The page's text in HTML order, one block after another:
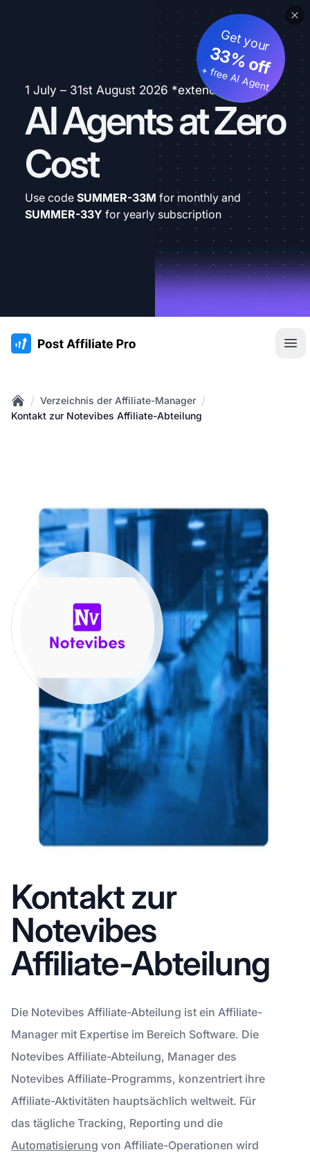
1 July – 31st August 2026 *extended
AI Agents at Zero
Cost
Get your
33% off
+ free AI Agent
Use code SUMMER-33M for monthly and
SUMMER-33Y for yearly subscription
:site.title
Home
/ Verzeichnis der Affiliate-Manager /
Kontakt zur Notevibes Affiliate-Abteilung
Kontakt zur
Notevibes
Affiliate-Abteilung
Die Notevibes Affiliate-Abteilung ist ein Affiliate-
Manager mit Expertise im Bereich Software. Die
Notevibes Affiliate-Abteilung, Manager des
Notevibes Affiliate-Programms, konzentriert ihre
Affiliate-Aktivitäten hauptsächlich weltweit. Für
das tägliche Tracking, Reporting und die
Automatisierung von Affiliate-Operationen wird